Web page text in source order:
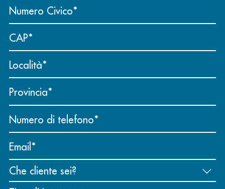
Numero Civico
CAP
Località
Provincia
Numero di telefono
Email